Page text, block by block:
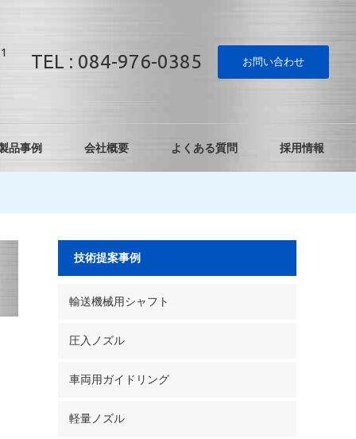
TEL : 084-976-0385 お問い合わせ
品事例 会社概要 よくある質問 採用情報
技術提案事例
輸送機械用シャフト
圧入ノズル
車両用ガイドリング
軽量ノズル